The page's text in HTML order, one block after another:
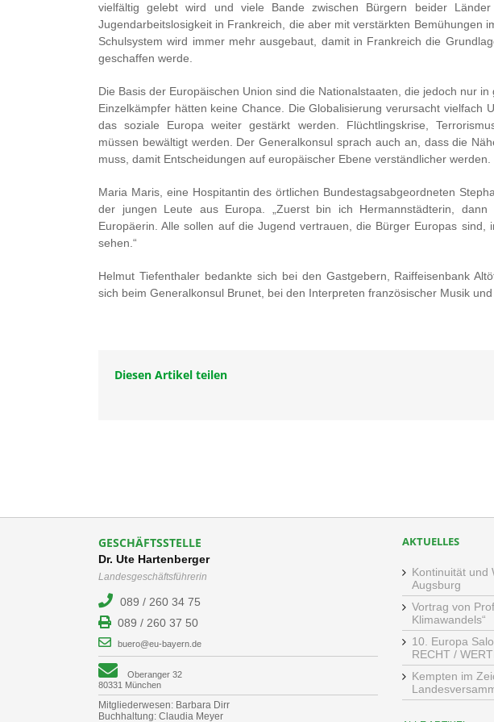
vielfältig gelebt wird und viele Bande zwischen Bürgern beider
Jugendarbeitslosigkeit in Frankreich, die aber mit verstärkten Bemühungen
Schulsystem wird immer mehr ausgebaut, damit in Frankreich die
geschaffen werde.
Die Basis der Europäischen Union sind die Nationalstaaten, die jedoch nur
Einzelkämpfer hätten keine Chance. Die Globalisierung verursacht vielfach
das soziale Europa weiter gestärkt werden. Flüchtlingskrise,
müssen bewältigt werden. Der Generalkonsul sprach auch an, dass die
muss, damit Entscheidungen auf europäischer Ebene verständlicher werden.
Maria Maris, eine Hospitantin des örtlichen Bundestagsabgeordneten
der jungen Leute aus Europa. „Zuerst bin ich Hermannstädterin, dann
Europäerin. Alle sollen auf die Jugend vertrauen, die Bürger Europas
sehen.“
Helmut Tiefenthaler bedankte sich bei den Gastgebern, Raiffeisenbank
sich beim Generalkonsul Brunet, bei den Interpreten französischer Musik
Diesen Artikel teilen
GESCHÄFTSSTELLE
Dr. Ute Hartenberger
Landesgeschäftsführerin
089 / 260 34 75
089 / 260 37 50
buero@eu-bayern.de
Oberanger 32
80331 München
Mitgliederwesen: Barbara Dirr
Buchhaltung: Claudia Meyer
AKTUELLES
Kontinuität und
Augsburg
Vortrag von
Klimawandels“
10. Europa
RECHT /
Kempten im